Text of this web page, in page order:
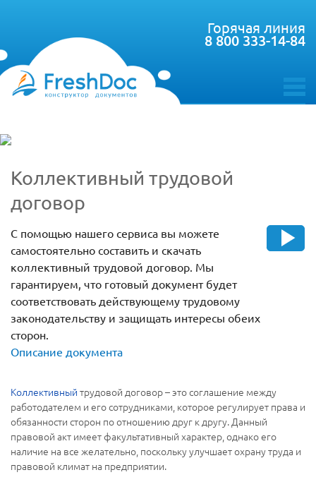
toggle
Горячая линия
8 800 333-14-84
Коллективный трудовой
договор
С помощью нашего сервиса вы можете
самостоятельно составить и скачать
коллективный трудовой договор. Мы
гарантируем, что готовый документ будет
соответствовать действующему трудовому
законодательству и защищать интересы обеих
сторон.
Описание документа
Коллективный трудовой договор – это соглашение между
работодателем и его сотрудниками, которое регулирует права и
обязанности сторон по отношению друг к другу. Данный
правовой акт имеет факультативный характер, однако его
наличие на все желательно, поскольку улучшает охрану труда и
правовой климат на предприятии.